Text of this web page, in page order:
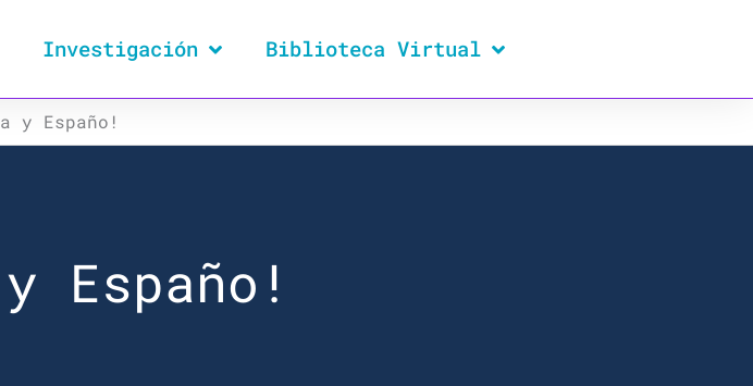
Investigación Biblioteca Virtual
y Españo!
Españo!